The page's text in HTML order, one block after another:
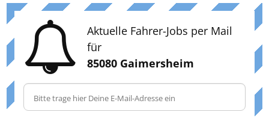
Aktuelle Fahrer-Jobs per Mail
für
85080 Gaimersheim